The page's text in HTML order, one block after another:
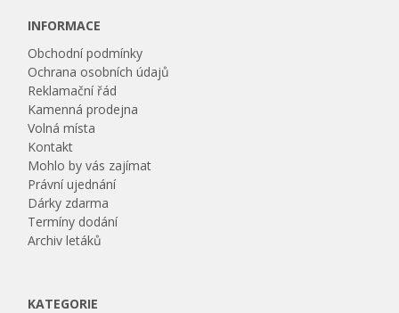
INFORMACE
Obchodní podmínky
Ochrana osobních údajů
Reklamační řád
Kamenná prodejna
Volná místa
Kontakt
Mohlo by vás zajímat
Právní ujednání
Dárky zdarma
Termíny dodání
Archiv letáků
KATEGORIE